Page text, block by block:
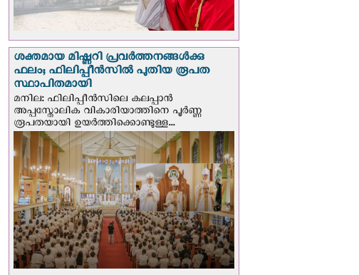
ശക്തമായ മിഷ്ണറി പ്രവർത്തനങ്ങൾക്കു
ഫലം; ഫിലിപ്പീൻസിൽ പുതിയ രൂപത
സ്ഥാപിതമായി
മനില: ഫിലിപ്പീൻസിലെ കലപ്പാൻ
അപ്പസ്തോലിക വികാരിയാത്തിനെ പൂർണ്ണ
രൂപതയായി ഉയർത്തിക്കൊണ്ടുള്ള...